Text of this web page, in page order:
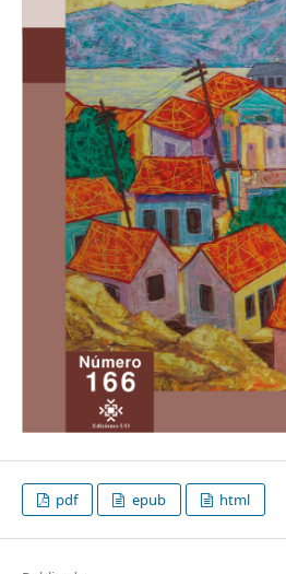
pdf epub html